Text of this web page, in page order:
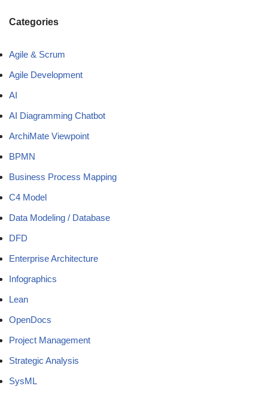
Categories
Agile & Scrum
Agile Development
AI
AI Diagramming Chatbot
ArchiMate Viewpoint
BPMN
Business Process Mapping
C4 Model
Data Modeling / Database
DFD
Enterprise Architecture
Infographics
Lean
OpenDocs
Project Management
Strategic Analysis
SysML